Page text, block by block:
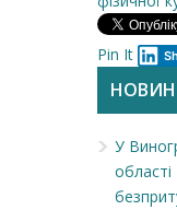
Pin It
У